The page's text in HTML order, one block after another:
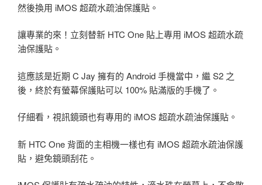
然後換用 iMOS 超疏水疏油保護貼。
讓專業的來！立刻替新 HTC One 貼上專用 iMOS 超疏水疏
油保護貼。
這應該是近期 C Jay 擁有的 Android 手機當中，繼 S2 之
後，終於有螢幕保護貼可以 100% 貼滿版的手機了。
仔細看，視訊鏡頭也有專用的 iMOS 超疏水疏油保護貼。
新 HTC One 背面的主相機一樣也有 iMOS 超疏水疏油保護
貼，避免鏡頭刮花。